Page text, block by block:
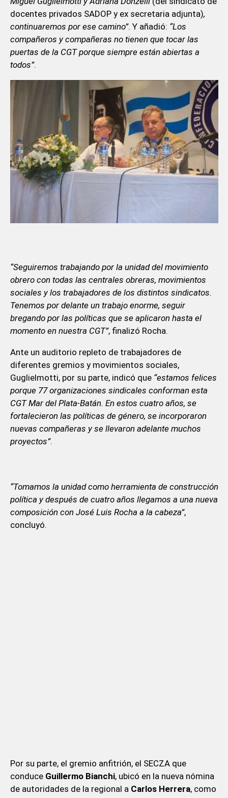
docentes privados SADOP y ex secretaria adjunta),
continuaremos por ese camino”. Y añadió: “Los
compañeros y compañeras no tienen que tocar las
puertas de la CGT porque siempre están abiertas a
todos”.
“Seguiremos trabajando por la unidad del movimiento
obrero con todas las centrales obreras, movimientos
sociales y los trabajadores de los distintos sindicatos.
Tenemos por delante un trabajo enorme, seguir
bregando por las políticas que se aplicaron hasta el
momento en nuestra CGT”, finalizó Rocha.
Ante un auditorio repleto de trabajadores de
diferentes gremios y movimientos sociales,
Guglielmotti, por su parte, indicó que“estamos felices
porque 77 organizaciones sindicales conforman esta
CGT Mar del Plata-Batán. En estos cuatro años, se
fortalecieron las políticas de género, se incorporaron
nuevas compañeras y se llevaron adelante muchos
proyectos”.
“Tomamos la unidad como herramienta de construcción
política y después de cuatro años llegamos a una nueva
composición con José Luis Rocha a la cabeza”,
concluyó.
Por su parte, el gremio anfitrión, el SECZA que
conduce Guillermo Bianchi, ubicó en la nueva nómina
de autoridades de la regional a Carlos Herrera, como